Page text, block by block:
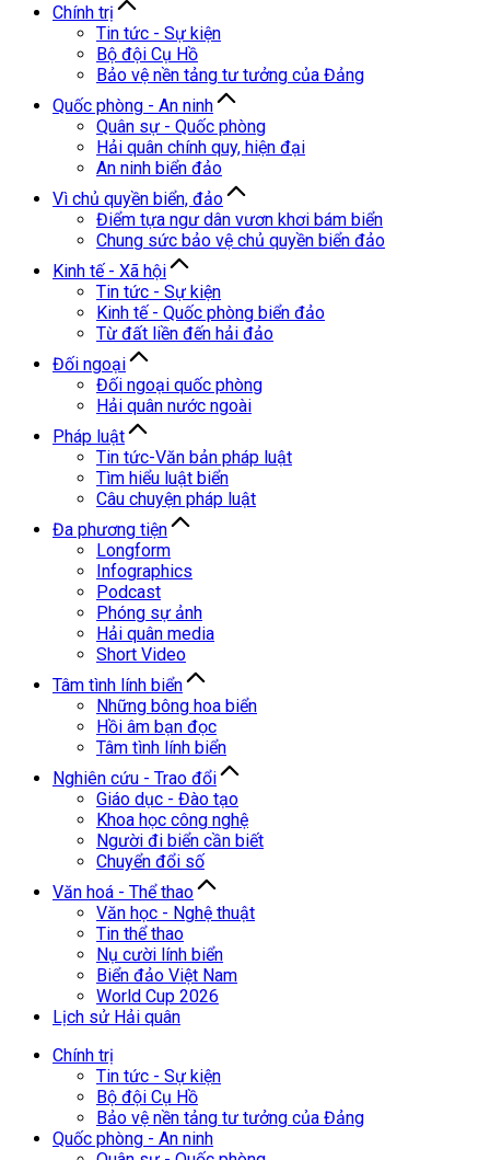
Chính trị
Tin tức - Sự kiện
Bộ đội Cụ Hồ
Bảo vệ nền tảng tư tưởng của Đảng
Quốc phòng - An ninh
Quân sự - Quốc phòng
Hải quân chính quy, hiện đại
An ninh biển đảo
Vì chủ quyền biển, đảo
Điểm tựa ngư dân vươn khơi bám biển
Chung sức bảo vệ chủ quyền biển đảo
Kinh tế - Xã hội
Tin tức - Sự kiện
Kinh tế - Quốc phòng biển đảo
Từ đất liền đến hải đảo
Đối ngoại
Đối ngoại quốc phòng
Hải quân nước ngoài
Pháp luật
Tin tức-Văn bản pháp luật
Tìm hiểu luật biển
Câu chuyện pháp luật
Đa phương tiện
Longform
Infographics
Podcast
Phóng sự ảnh
Hải quân media
Short Video
Tâm tình lính biển
Những bông hoa biển
Hồi âm bạn đọc
Tâm tình lính biển
Nghiên cứu - Trao đổi
Giáo dục - Đào tạo
Khoa học công nghệ
Người đi biển cần biết
Chuyển đổi số
Văn hoá - Thể thao
Văn học - Nghệ thuật
Tin thể thao
Nụ cười lính biển
Biển đảo Việt Nam
World Cup 2026
Lịch sử Hải quân
Chính trị
Tin tức - Sự kiện
Bộ đội Cụ Hồ
Bảo vệ nền tảng tư tưởng của Đảng
Quốc phòng - An ninh